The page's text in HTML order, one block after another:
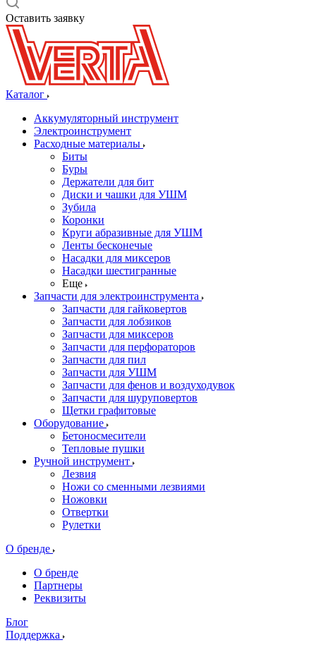
Оставить заявку
Каталог
Аккумуляторный инструмент
Электроинструмент
Расходные материалы
Биты
Буры
Держатели для бит
Диски и чашки для УШМ
Зубила
Коронки
Круги абразивные для УШМ
Ленты бесконечые
Насадки для миксеров
Насадки шестигранные
Еще
Запчасти для электроинструмента
Запчасти для гайковертов
Запчасти для лобзиков
Запчасти для миксеров
Запчасти для перфораторов
Запчасти для пил
Запчасти для УШМ
Запчасти для фенов и воздуходувок
Запчасти для шуруповертов
Щетки графитовые
Оборудование
Бетоносмесители
Тепловые пушки
Ручной инструмент
Лезвия
Ножи со сменными лезвиями
Ножовки
Отвертки
Рулетки
О бренде
О бренде
Партнеры
Реквизиты
Блог
Поддержка